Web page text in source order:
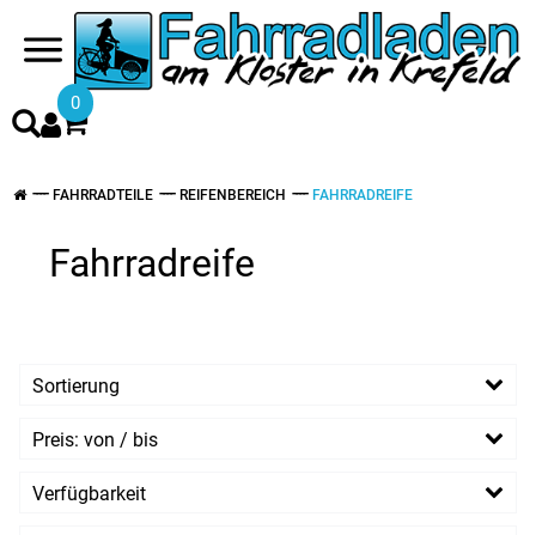
0
FAHRRADTEILE REIFENBEREICH FAHRRADREIFE
Fahrradreife
Sortierung
Preis: von / bis
EUR
Verfügbarkeit